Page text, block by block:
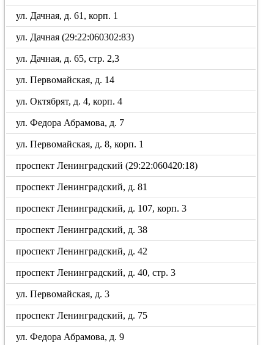
ул. Дачная, д. 61, корп. 1
ул. Дачная (29:22:060302:83)
ул. Дачная, д. 65, стр. 2,3
ул. Первомайская, д. 14
ул. Октябрят, д. 4, корп. 4
ул. Федора Абрамова, д. 7
ул. Первомайская, д. 8, корп. 1
проспект Ленинградский (29:22:060420:18)
проспект Ленинградский, д. 81
проспект Ленинградский, д. 107, корп. 3
проспект Ленинградский, д. 38
проспект Ленинградский, д. 42
проспект Ленинградский, д. 40, стр. 3
ул. Первомайская, д. 3
проспект Ленинградский, д. 75
ул. Федора Абрамова, д. 9